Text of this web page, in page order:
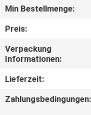
TRETEN
SIE
MIT
UNS
Min Bestellmenge:
Preis:
Verpackung
Informationen:
Lieferzeit:
Zahlungsbedingungen: